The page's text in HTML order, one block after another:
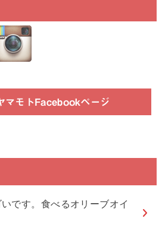
モトFacebookページ
です。食べるオリーブオイ